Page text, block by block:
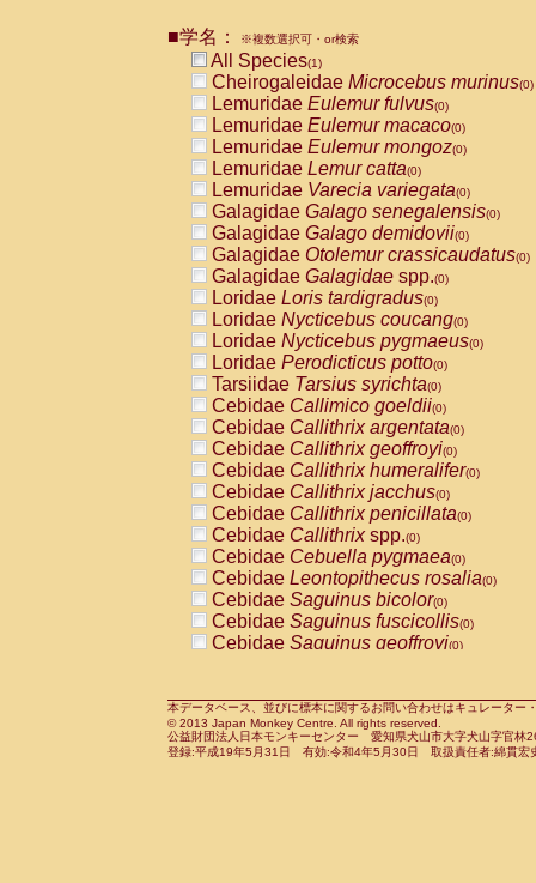
CebidaeCebus nigrivittatus
CebidaeCebus
CebidaeSaimiri boliviensis(0)
CebidaeSaimiri sciureus(0)
AtelidaeAlouatta caraya(0)
AtelidaeAlouatta fusca(0)
AtelidaeAlouatta seniculus
AtelidaeAlouattaspp.(0)
AtelidaeAteles belzebuth(0)
AtelidaeAteles geoffroyi(0)
AtelidaeAteles paniscus(0)
AtelidaeAtelesspp.(0)
Atelidae Lagothrix lagothricha
AtelidaeLagothrix lagothricha cana
PitheciidaeCacajao calvus
PitheciidaeCallicebus cupreus
PitheciidaeCallicebus donacophilus
PitheciidaeCallicebus moloch
PitheciidaeCallicebus torquatus
PitheciidaeCallicebusspp.(0)
PitheciidaeChiropotes satanas(0)
PitheciidaePithecia monachus
PitheciidaePithecia pithecia(0)
CercopithecidaeCercocebus agilis
CercopithecidaeCercocebus
CercopithecidaeCercocebus
CercopithecidaeCercocebus
CercopithecidaeCercocebus
CercopithecidaeCercocebushybrid
CercopithecidaePapio anubis(0)
CercopithecidaePapio cynocephalus
CercopithecidaePapio hamadryas(0)
■学名： ※複数選択可・or検索
All Species(1)
Cheirogaleidae Microcebus murinus(0)
Lemuridae Eulemur fulvus(0)
Lemuridae Eulemur macaco(0)
Lemuridae Eulemur mongoz(0)
Lemuridae Lemur catta(0)
Lemuridae Varecia variegata(0)
Galagidae Galago senegalensis(0)
Galagidae Galago demidovii(0)
Galagidae Otolemur crassicaudatus(0)
Galagidae Galagidae spp.(0)
Loridae Loris tardigradus(0)
Loridae Nycticebus coucang(0)
Loridae Nycticebus pygmaeus(0)
Loridae Perodicticus potto(0)
Tarsiidae Tarsius syrichta(0)
Cebidae Callimico goeldii(0)
Cebidae Callithrix argentata(0)
Cebidae Callithrix geoffroyi(0)
Cebidae Callithrix humeralifer(0)
Cebidae Callithrix jacchus(0)
Cebidae Callithrix penicillata(0)
Cebidae Callithrixspp.(0)
Cebidae Cebuella pygmaea(0)
Cebidae Leontopithecus rosalia(0)
Cebidae Saguinus bicolor(0)
Cebidae Saguinus fuscicollis(0)
Cebidae Saguinus geoffroyi(0)
CebidaeSaguinus leucopus(0)
CebidaeSaguinus midas(0)
Cebidae Saguinus mystax(0)
本データベース、並びに標本に関するお問い合わせはキュレータ
© 2013 Japan Monkey Centre. All rights reserved.
公益財団法人日本モンキーセンター 愛知県犬山市大字犬山字官
登録:平成19年5月31日 有効:令和4年5月30日 取扱責任者:綿貫宏